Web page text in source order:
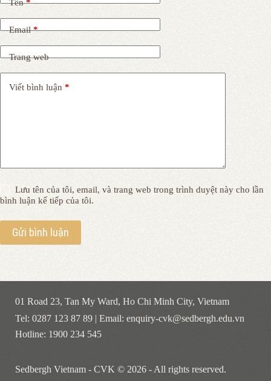
Tên*
Email*
Trang web
Viết bình luận *
Lưu tên của tôi, email, và trang web trong trình duyệt này cho lần
bình luận kế tiếp của tôi.
Gửi bình luận
01 Road 23, Tan My Ward, Ho Chi Minh City, Vietnam
Tel: 0287 123 87 89 | Email: enquiry-cvk@sedbergh.edu.vn
Hotline: 1900 234 545
Sedbergh Vietnam - CVK © 2026 - All rights reserved.